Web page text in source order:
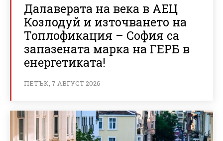
Далаверата на века в АЕЦ
Козлодуй и източването на
Топлофикация – София са
запазената марка на ГЕРБ в
енергетиката!
ПЕТЪК, 7 АВГУСТ 2026